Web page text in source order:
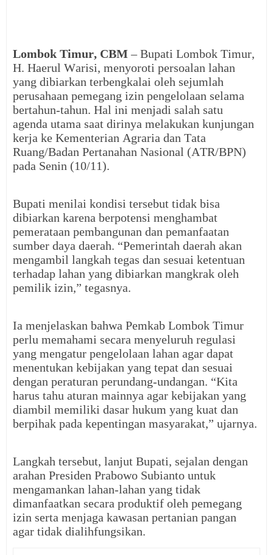
Lombok Timur, CBM– Bupati Lombok Timur,
H. Haerul Warisi, menyoroti persoalan lahan
yang dibiarkan terbengkalai oleh sejumlah
perusahaan pemegang izin pengelolaan selama
bertahun-tahun. Hal ini menjadi salah satu
agenda utama saat dirinya melakukan kunjungan
kerja ke Kementerian Agraria dan Tata
Ruang/Badan Pertanahan Nasional (ATR/BPN)
pada Senin (10/11).
Bupati menilai kondisi tersebut tidak bisa
dibiarkan karena berpotensi menghambat
pemerataan pembangunan dan pemanfaatan
sumber daya daerah. “Pemerintah daerah akan
mengambil langkah tegas dan sesuai ketentuan
terhadap lahan yang dibiarkan mangkrak oleh
pemilik izin,” tegasnya.
Ia menjelaskan bahwa Pemkab Lombok Timur
perlu memahami secara menyeluruh regulasi
yang mengatur pengelolaan lahan agar dapat
menentukan kebijakan yang tepat dan sesuai
dengan peraturan perundang-undangan. “Kita
harus tahu aturan mainnya agar kebijakan yang
diambil memiliki dasar hukum yang kuat dan
berpihak pada kepentingan masyarakat,” ujarnya.
Langkah tersebut, lanjut Bupati, sejalan dengan
arahan Presiden Prabowo Subianto untuk
mengamankan lahan-lahan yang tidak
dimanfaatkan secara produktif oleh pemegang
izin serta menjaga kawasan pertanian pangan
agar tidak dialihfungsikan.